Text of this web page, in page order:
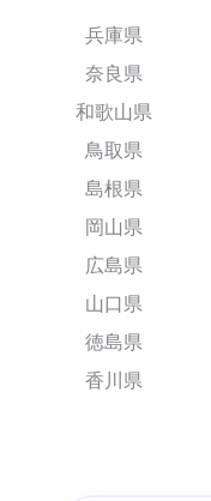
兵庫県
奈良県
和歌山県
鳥取県
島根県
岡山県
広島県
山口県
徳島県
香川県